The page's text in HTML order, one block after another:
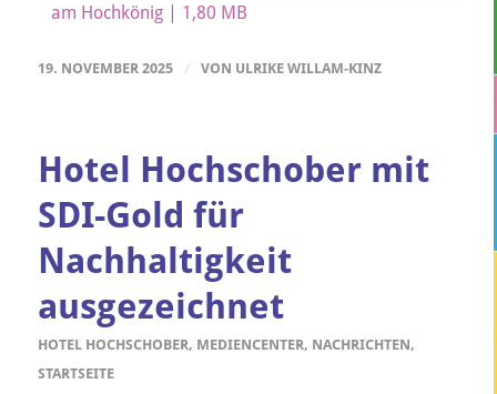
am Hochkönig | 1,80 MB
19. NOVEMBER 2025 / VON ULRIKE WILLAM-KINZ
Hotel Hochschober mit
SDI-Gold für
Nachhaltigkeit
ausgezeichnet
HOTEL HOCHSCHOBER, MEDIENCENTER, NACHRICHTEN,
STARTSEITE